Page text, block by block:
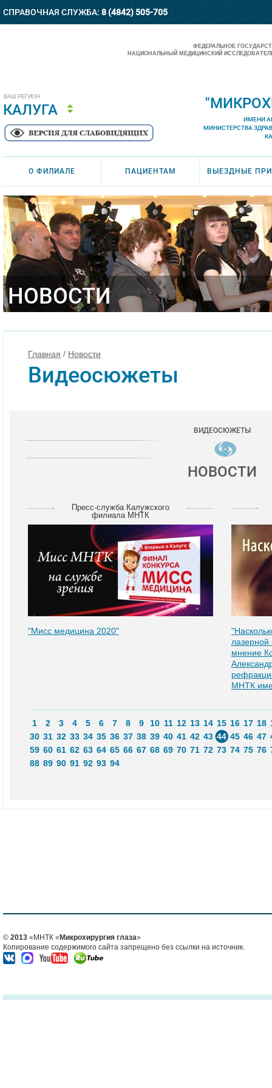
СПРАВОЧНАЯ СЛУЖБА: 8 (4842) 505-705
ВАШ РЕГИОН:
КАЛУГА
ФЕДЕРАЛЬНОЕ
НАЦИОНАЛЬНЫЙ МЕДИЦИНСКИЙ
ИМЕНИ
МИНИСТЕРСТВА
О ФИЛИАЛЕ ПАЦИЕНТАМ ВЫЕЗДНЫЕ
НОВОСТИ
Главная / Новости
Видеосюжеты
ВИДЕОСЮЖЕТЫ
НОВОСТИ
Пресс-служба Калужского
филиала МНТК
"Мисс медицина 2020"
мнение
МНТК
1 2 3 4 5 6 7 8 9 10 11 12 13 14 15 16 17 18
30 31 32 33 34 35 36 37 38 39 40 41 42 43 44 45 46 47
59 60 61 62 63 64 65 66 67 68 69 70 71 72 73 74 75 76
88 89 90 91 92 93 94
© 2013 «МНТК « Микрохирургия глаза»
Копирование содержимого сайта запрещено без ссылки на источник.